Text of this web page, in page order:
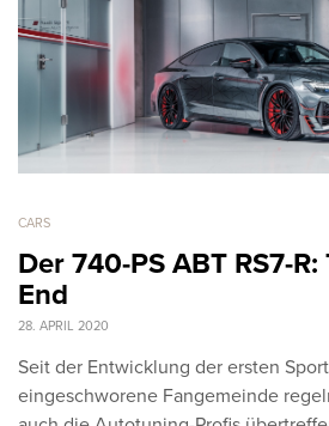
CARS
Der 740-PS ABT RS7-
End
28. APRIL 2020
Seit der Entwicklung der ersten
eingeschworene Fangemeinde